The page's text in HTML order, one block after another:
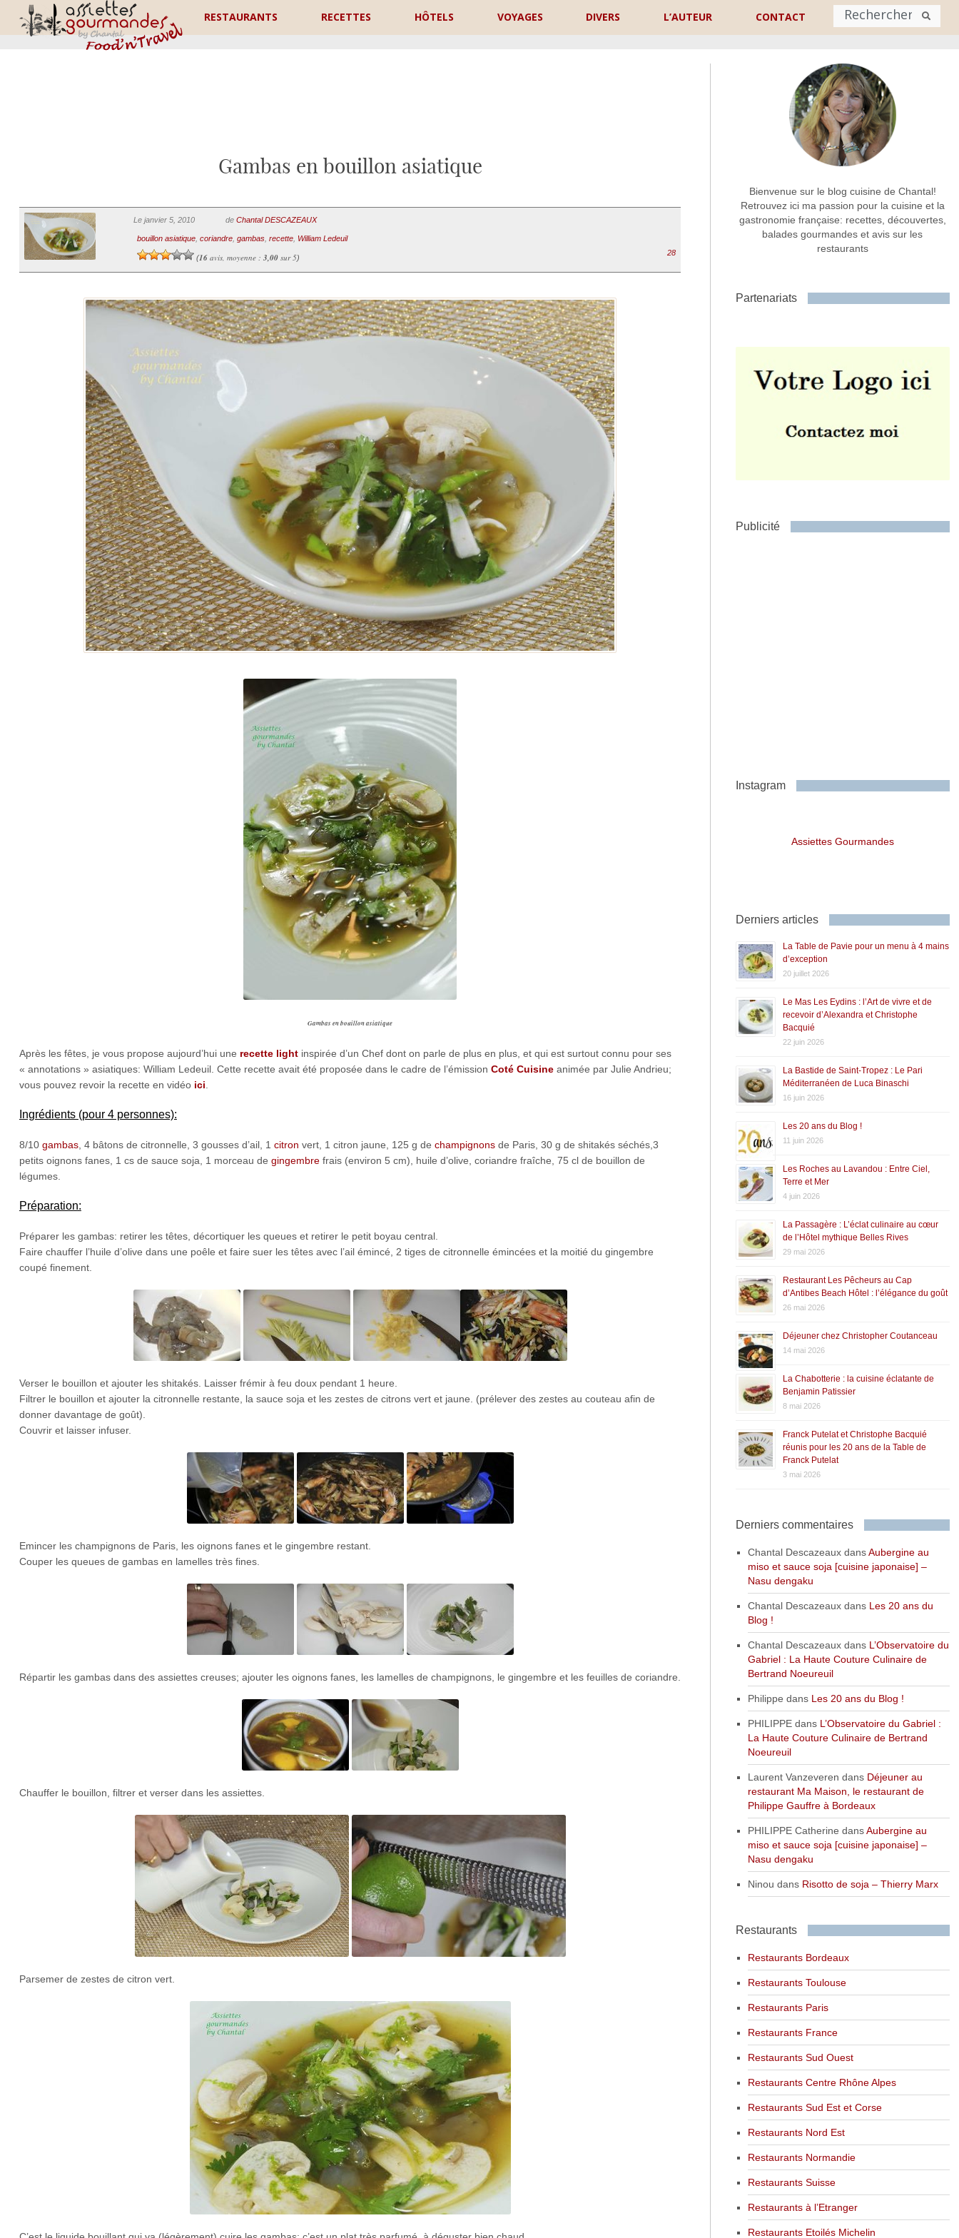
RESTAURANTS RECETTES HÔTELS VOYAGES DIVERS L’AUTEUR CONTACT
Nom
Commentaire ou message *
Gambas en bouillon asiatique
Le janvier 5, 2010 de Chantal DESCAZEAUX
bouillon asiatique, coriandre, gambas, recette, William Ledeuil
(16avis, moyenne : 3,00sur 5)
28
Gambas en bouillon asiatique
Après les fêtes, je vous propose aujourd’hui une recette lightinspirée d’un Chef dont on parle de plus en plus, et qui est surtout connu pour ses
« annotations » asiatiques: William Ledeuil. Cette recette avait été proposée dans le cadre de l’émission Coté Cuisineanimée par Julie Andrieu;
vous pouvez revoir la recette en vidéo ici.
Ingrédients (pour 4 personnes):
8/10 gambas, 4 bâtons de citronnelle, 3 gousses d’ail, 1 citron vert, 1 citron jaune, 125 g de champignonsde Paris, 30 g de shitakés séchés,3
petits oignons fanes, 1 cs de sauce soja, 1 morceau de gingembrefrais (environ 5 cm), huile d’olive, coriandre fraîche, 75 cl de bouillon de
légumes.
Préparation:
Préparer les gambas: retirer les têtes, décortiquer les queues et retirer le petit boyau central.
Faire chauffer l’huile d’olive dans une poêle et faire suer les têtes avec l’ail émincé, 2 tiges de citronnelle émincées et la moitié du gingembre
coupé finement.
Verser le bouillon et ajouter les shitakés. Laisser frémir à feu doux pendant 1 heure.
Filtrer le bouillon et ajouter la citronnelle restante, la sauce soja et les zestes de citrons vert et jaune. (prélever des zestes au couteau afin de
donner davantage de goût).
Couvrir et laisser infuser.
Emincer les champignons de Paris, les oignons fanes et le gingembre restant.
Couper les queues de gambas en lamelles très fines.
Répartir les gambas dans des assiettes creuses; ajouter les oignons fanes, les lamelles de champignons, le gingembre et les feuilles de coriandre.
Chauffer le bouillon, filtrer et verser dans les assiettes.
Parsemer de zestes de citron vert.
Bienvenue sur le blog cuisine de Chantal!
Retrouvez ici ma passion pour la cuisine et la
gastronomie française: recettes, découvertes,
balades gourmandes et avis sur les
restaurants
Partenariats
Publicité
Instagram
Assiettes Gourmandes
Derniers articles
La Table de Pavie pour un menu à 4 mains
d’exception
20 juillet 2026
Le Mas Les Eydins : l’Art de vivre et de
recevoir d’Alexandra et Christophe
Bacquié
22 juin 2026
La Bastide de Saint-Tropez : Le Pari
Méditerranéen de Luca Binaschi
16 juin 2026
Les 20 ans du Blog !
11 juin 2026
Les Roches au Lavandou : Entre Ciel,
Terre et Mer
4 juin 2026
La Passagère : L’éclat culinaire au cœur
de l’Hôtel mythique Belles Rives
29 mai 2026
Restaurant Les Pêcheurs au Cap
d’Antibes Beach Hôtel : l’élégance du goût
26 mai 2026
Déjeuner chez Christopher Coutanceau
14 mai 2026
La Chabotterie : la cuisine éclatante de
Benjamin Patissier
8 mai 2026
Franck Putelat et Christophe Bacquié
réunis pour les 20 ans de la Table de
Franck Putelat
3 mai 2026
Derniers commentaires
Chantal DescazeauxdansAubergine au
miso et sauce soja [cuisine japonaise] –
Nasu dengaku
Chantal Descazeauxdans Les 20 ans du
Blog !
Chantal Descazeauxdans L’Observatoire du
Gabriel : La Haute Couture Culinaire de
Bertrand Noeureuil
Philippe dans Les 20 ans du Blog !
PHILIPPEdans L’Observatoire du Gabriel :
La Haute Couture Culinaire de Bertrand
Noeureuil
Laurent Vanzeveren dans Déjeuner au
restaurant Ma Maison, le restaurant de
Philippe Gauffre à Bordeaux
PHILIPPE Catherine dansAubergine au
miso et sauce soja [cuisine japonaise] –
Nasu dengaku
Ninou dans Risotto de soja – Thierry Marx
Restaurants
Restaurants Bordeaux
Restaurants Toulouse
Restaurants Paris
Restaurants France
Restaurants Sud Ouest
Restaurants Centre Rhône Alpes
Restaurants Sud Est et Corse
Restaurants Nord Est
Restaurants Normandie
Restaurants Suisse
Restaurants à l’Etranger
Restaurants Etoilés Michelin